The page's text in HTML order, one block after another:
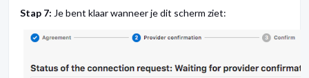
Stap 7: Je bent klaar wanneer je dit scherm ziet: